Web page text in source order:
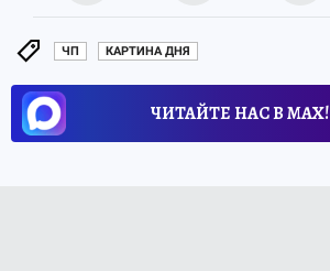
ЧП КАРТИНА ДНЯ
ЧИТАЙТЕ НАС В МАХ!